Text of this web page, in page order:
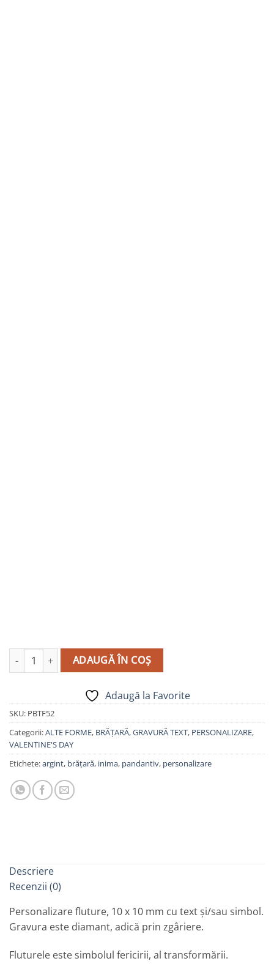
Cantitate Brățară gravură text și/sau simbol - fluture - model
ADAUGĂ ÎN COȘ
Adaugă la Favorite
SKU: PBTF52
Categorii:ALTE FORME, BRĂȚARĂ,GRAVURĂ TEXT, PERSONALIZARE,
VALENTINE'S DAY
Etichete:argint, brățară, inima, pandantiv, personalizare
Descriere
Recenzii (0)
Personalizare fluture, 10 x 10 mm cu text și/sau simbol.
Gravura este diamant, adică prin zgâriere.
Fluturele este simbolul fericirii, al transformării.